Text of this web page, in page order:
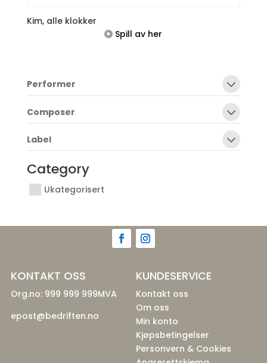
Kim, alle klokker
Spill av her
Performer
Composer
Label
Category
Ukategorisert
KONTAKT OSS
Org.no: 999 999 999MVA
epost@bedriften.no
KUNDESERVICE
Kontakt oss
Om oss
Min konto
Kjøpsbetingelser
Personvern & Cookies